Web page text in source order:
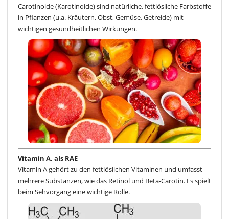
Carotinoide (Karotinoide) sind natürliche, fettlösliche Farbstoffe
in Pflanzen (u.a. Kräutern, Obst, Gemüse, Getreide) mit
wichtigen gesundheitlichen Wirkungen.
Vitamin A, als RAE
Vitamin A gehört zu den fettlöslichen Vitaminen und umfasst
mehrere Substanzen, wie das Retinol und Beta-Carotin. Es spielt
beim Sehvorgang eine wichtige Rolle.